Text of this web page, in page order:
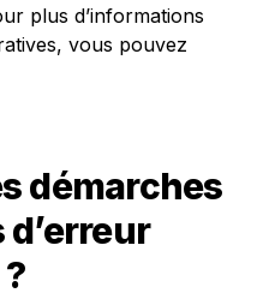
plus d’informations
vous pouvez
démarches